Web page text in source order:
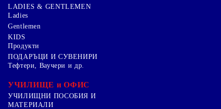
LADIES & GENTLEMEN
Ladies
Gentlemen
KIDS
Продукти
ПОДАРЪЦИ И СУВЕНИРИ
Тефтери, Ваучери и др.
УЧИЛИЩЕ и ОФИС
УЧИЛИЩНИ ПОСОБИЯ И
МАТЕРИАЛИ